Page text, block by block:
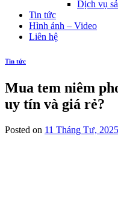
Dịch vụ
Tin tức
Hình ảnh – Video
Liên hệ
Tin tức
Mua tem niêm
uy tín và giá rẻ?
Posted on 11 Tháng Tư, 2025